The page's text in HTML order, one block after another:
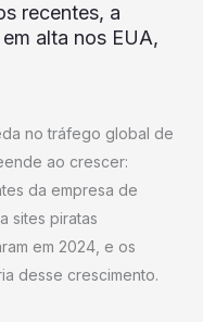
recentes, a
alta nos EUA,
no tráfego global de
ao crescer:
da empresa de
sites piratas
em 2024, e os
desse crescimento.